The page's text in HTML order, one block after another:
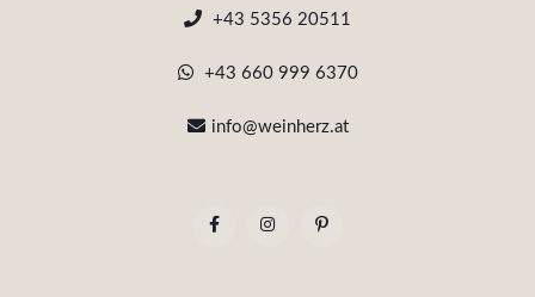
+43 5356 20511
+43 660 999 6370
info@weinherz.at